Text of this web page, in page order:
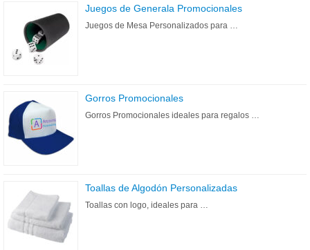
Juegos de Generala Promocionales
Juegos de Mesa Personalizados para …
Gorros Promocionales
Gorros Promocionales ideales para regalos …
Toallas de Algodón Personalizadas
Toallas con logo, ideales para …